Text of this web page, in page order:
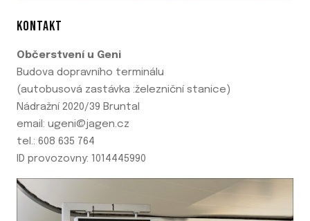
KONTAKT
Občerstvení u Geni
Budova dopravního terminálu
(autobusová zastávka :železniční stanice)
Nádražní 2020/39 Bruntal
email: ugeni@jagen.cz
tel.: 608 635 764
ID provozovny: 1014445990